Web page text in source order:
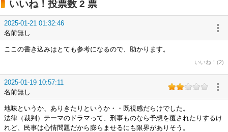
いいね！投票数 2 票
2025-01-21 01:32:46
名前無し
ここの書き込みはとても参考になるので、助かります。
いいね！(2)
2025-01-19 10:57:11
名前無し
地味というか、ありきたりというか・・既視感だらけでした。
法律（裁判）テーマのドラマって、刑事ものなら予想を覆されたりするけ
れど、民事は心情問題だから膨らませるにも限界がありそう。